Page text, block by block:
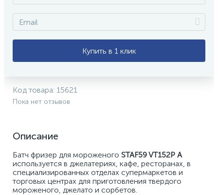
Купить в 1 клик
Код товара: 15621
Пока нет отзывов
Описание
Батч фризер для мороженого STAF59 VT152P A
используется в джелатериях, кафе, ресторанах, в
специализированных отделах супермаркетов и
торговых центрах для приготовления твердого
мороженого, джелато и сорбетов.